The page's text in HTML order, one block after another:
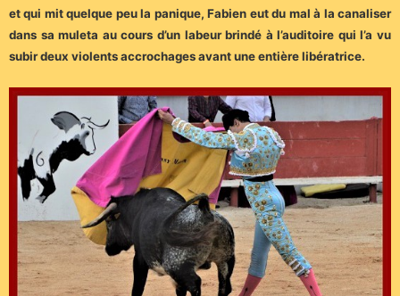
et qui mit quelque peu la panique, Fabien eut du mal à la canaliser
dans sa muleta au cours d’un labeur brindé à l’auditoire qui l’a vu
subir deux violents accrochages avant une entière libératrice.